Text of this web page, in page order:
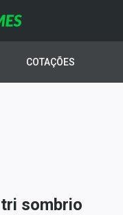
COTAÇÕES
sombrio